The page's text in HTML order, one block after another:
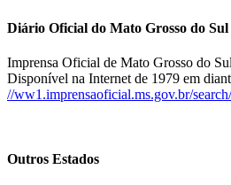
Diário Oficial do Mato Grosso do Sul
Imprensa Oficial de Mato Grosso do Sul
Disponível na Internet de 1979 em
//ww1.imprensaoficial.ms.gov.br/search/
Outros Estados